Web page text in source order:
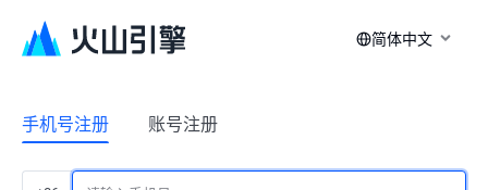
简体中文
手机号注册 账号注册